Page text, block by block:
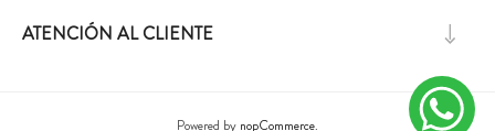
ATENCIÓN AL CLIENTE
Powered by nopCommerce.